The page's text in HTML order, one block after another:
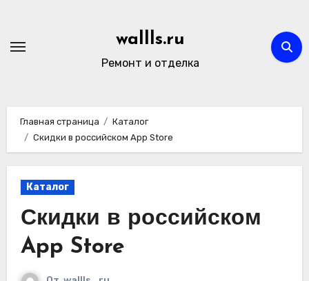
содержимому
wallls.ru
Ремонт и отделка
Главная страница
Каталог
Скидки в российском App Store
Каталог
Скидки в российском
App Store